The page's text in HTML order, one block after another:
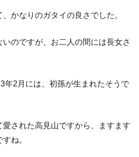
かなりのガタイの良さでした。
いのですが、お二人の間には長女さ
年2月には、初孫が生まれたそうで
された高見山ですから、ますます
ね。